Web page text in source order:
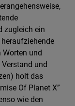
zugleich ein
und
und
holt das
Of Planet X”
wie den